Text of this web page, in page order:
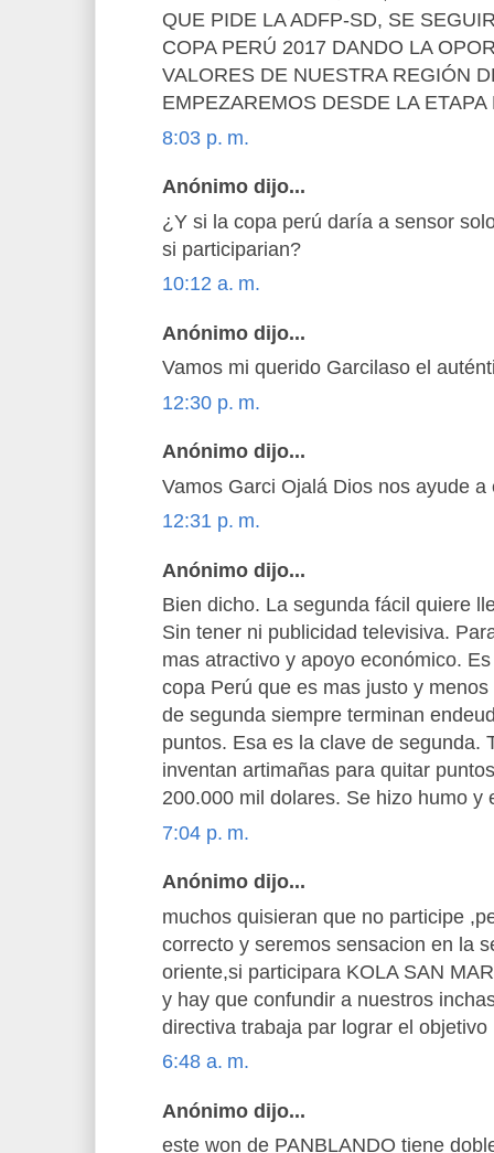
QUE PIDE LA ADFP-SD, SE
COPA PERÚ 2017 DANDO LA
VALORES DE NUESTRA REGIÓN
EMPEZAREMOS DESDE LA
8:03 p. m.
Anónimo dijo...
¿Y si la copa perú daría a sensor
si participarian?
10:12 a. m.
Anónimo dijo...
Vamos mi querido Garcilaso el
12:30 p. m.
Anónimo dijo...
Vamos Garci Ojalá Dios nos ayude a
12:31 p. m.
Anónimo dijo...
Bien dicho. La segunda fácil quiere
Sin tener ni publicidad televisiva.
mas atractivo y apoyo económico.
copa Perú que es mas justo y
de segunda siempre terminan
puntos. Esa es la clave de segunda.
inventan artimañas para quitar
200.000 mil dolares. Se hizo humo y
7:04 p. m.
Anónimo dijo...
muchos quisieran que no participe
correcto y seremos sensacion en la
oriente,si participara KOLA SAN
y hay que confundir a nuestros
directiva trabaja par lograr el objetivo
6:48 a. m.
Anónimo dijo...
este won de PANBLANDO tiene